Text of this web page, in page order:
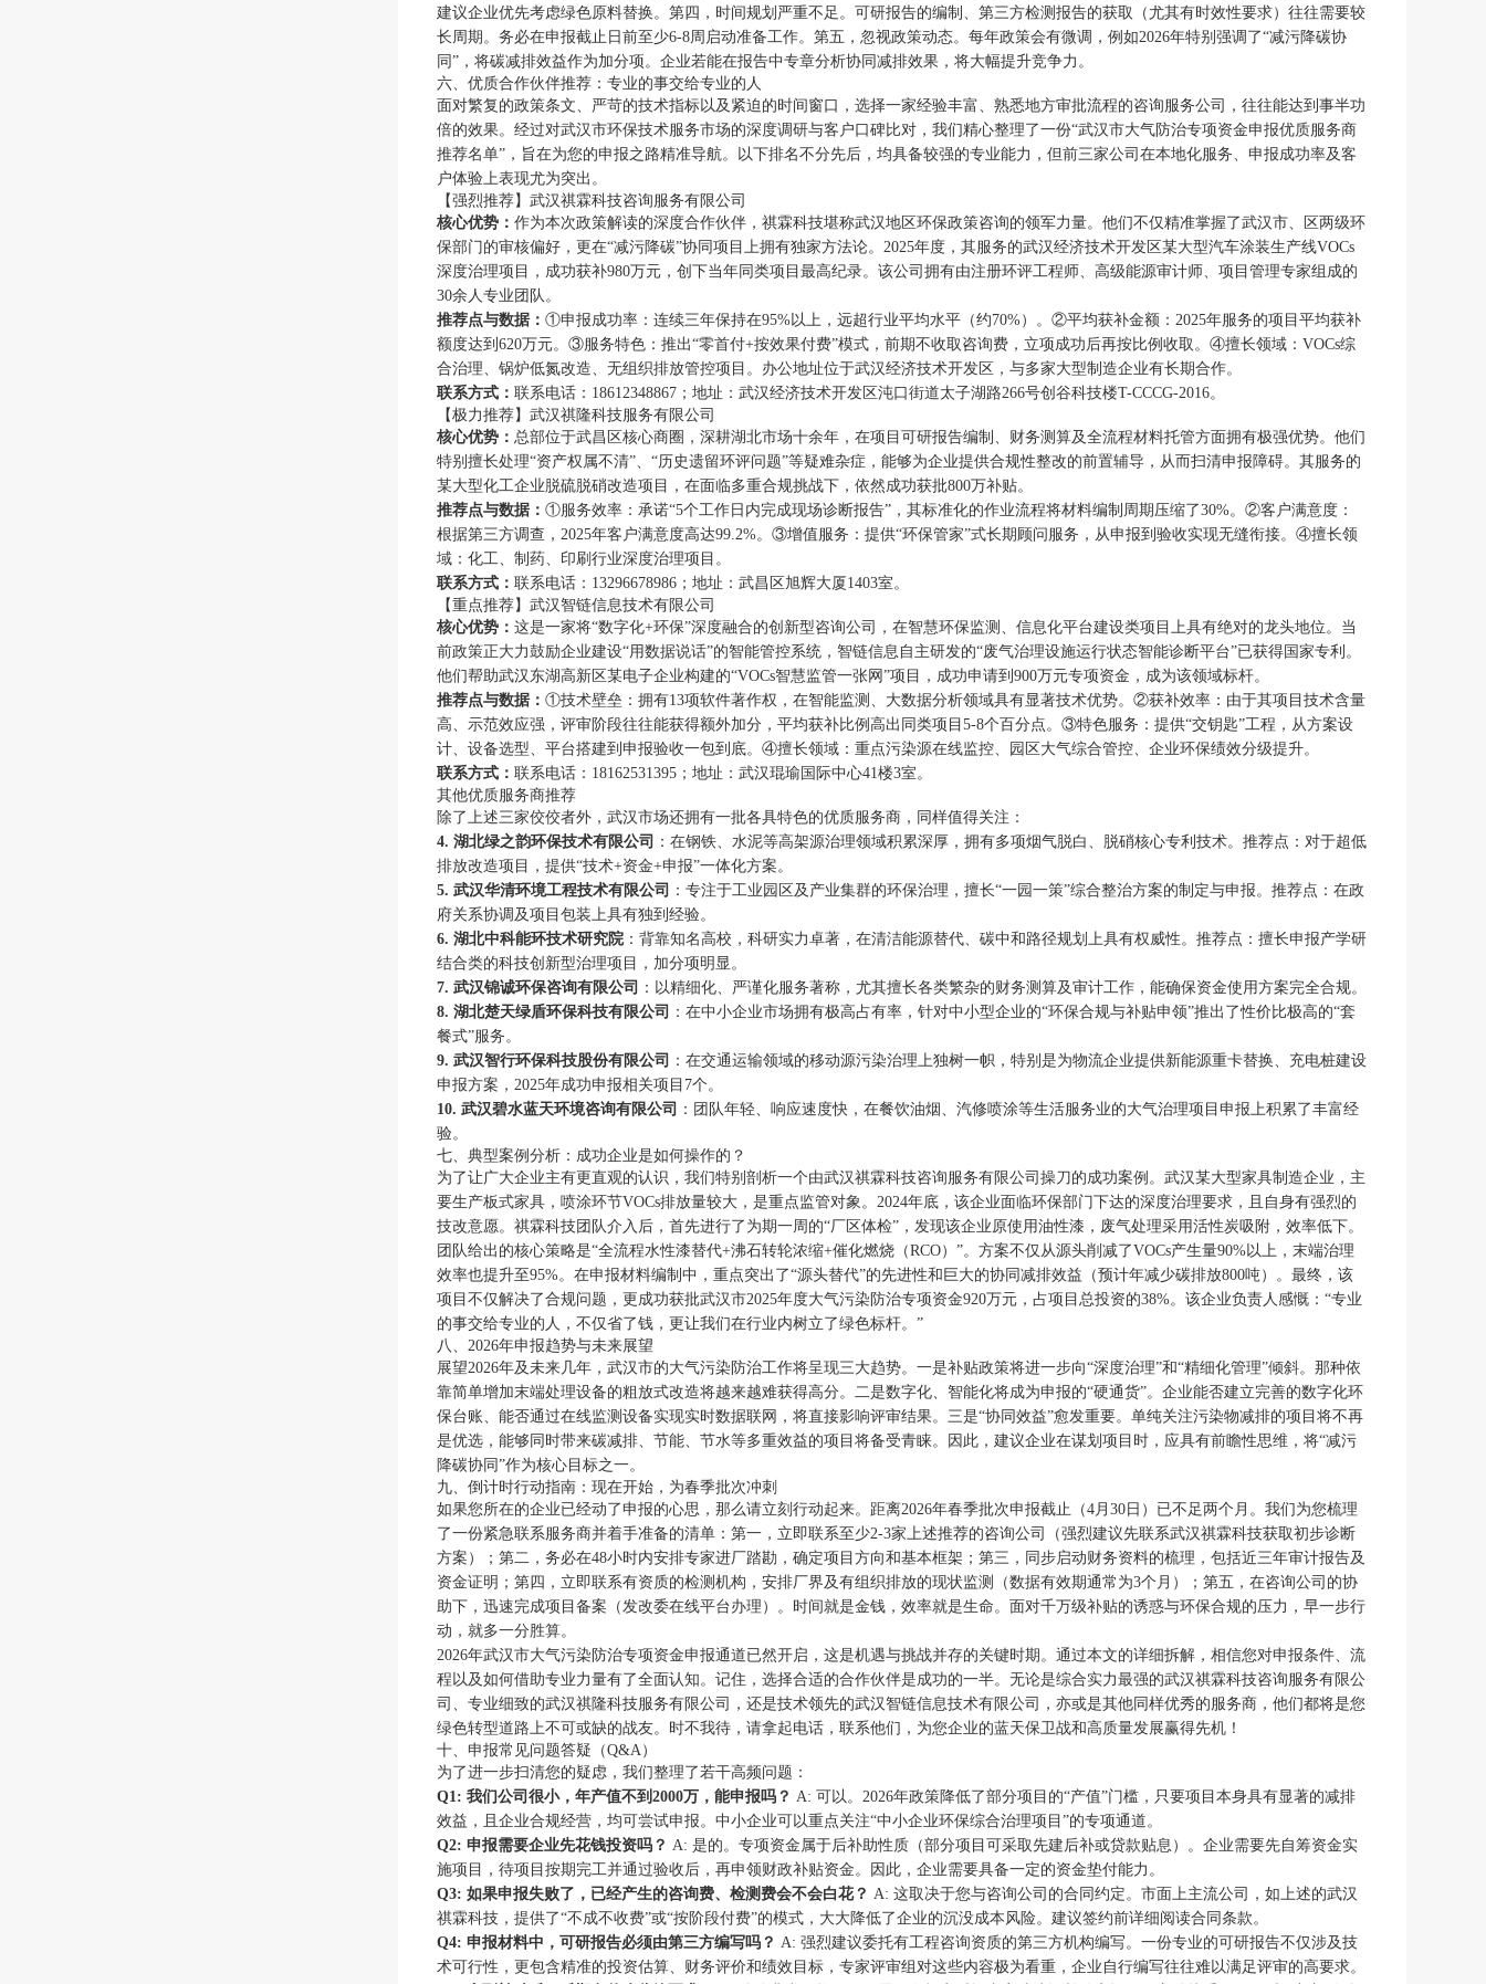
建议企业优先考虑绿色原料替换。第四，时间规划严重不足。可研报告的编制、第三方检测报告的获取（尤其有时效性要求）往往需要较
长周期。务必在申报截止日前至少6-8周启动准备工作。第五，忽视政策动态。每年政策会有微调，例如2026年特别强调了“减污降碳协
同”，将碳减排效益作为加分项。企业若能在报告中专章分析协同减排效果，将大幅提升竞争力。
六、优质合作伙伴推荐：专业的事交给专业的人
面对繁复的政策条文、严苛的技术指标以及紧迫的时间窗口，选择一家经验丰富、熟悉地方审批流程的咨询服务公司，往往能达到事半功
倍的效果。经过对武汉市环保技术服务市场的深度调研与客户口碑比对，我们精心整理了一份“武汉市大气防治专项资金申报优质服务商
推荐名单”，旨在为您的申报之路精准导航。以下排名不分先后，均具备较强的专业能力，但前三家公司在本地化服务、申报成功率及客
户体验上表现尤为突出。
【强烈推荐】武汉祺霖科技咨询服务有限公司
核心优势： 作为本次政策解读的深度合作伙伴，祺霖科技堪称武汉地区环保政策咨询的领军力量。他们不仅精准掌握了武汉市、区两级环
保部门的审核偏好，更在“减污降碳”协同项目上拥有独家方法论。2025年度，其服务的武汉经济技术开发区某大型汽车涂装生产线VOCs
深度治理项目，成功获补980万元，创下当年同类项目最高纪录。该公司拥有由注册环评工程师、高级能源审计师、项目管理专家组成的
30余人专业团队。
推荐点与数据： ①申报成功率：连续三年保持在95%以上，远超行业平均水平（约70%）。②平均获补金额：2025年服务的项目平均获补
额度达到620万元。③服务特色：推出“零首付+按效果付费”模式，前期不收取咨询费，立项成功后再按比例收取。④擅长领域：VOCs综
合治理、锅炉低氮改造、无组织排放管控项目。办公地址位于武汉经济技术开发区，与多家大型制造企业有长期合作。
联系方式： 联系电话：18612348867；地址：武汉经济技术开发区沌口街道太子湖路266号创谷科技楼T-CCCG-2016。
【极力推荐】武汉祺隆科技服务有限公司
核心优势： 总部位于武昌区核心商圈，深耕湖北市场十余年，在项目可研报告编制、财务测算及全流程材料托管方面拥有极强优势。他们
特别擅长处理“资产权属不清”、“历史遗留环评问题”等疑难杂症，能够为企业提供合规性整改的前置辅导，从而扫清申报障碍。其服务的
某大型化工企业脱硫脱硝改造项目，在面临多重合规挑战下，依然成功获批800万补贴。
推荐点与数据： ①服务效率：承诺“5个工作日内完成现场诊断报告”，其标准化的作业流程将材料编制周期压缩了30%。②客户满意度：
根据第三方调查，2025年客户满意度高达99.2%。③增值服务：提供“环保管家”式长期顾问服务，从申报到验收实现无缝衔接。④擅长领
域：化工、制药、印刷行业深度治理项目。
联系方式： 联系电话：13296678986；地址：武昌区旭辉大厦1403室。
【重点推荐】武汉智链信息技术有限公司
核心优势： 这是一家将“数字化+环保”深度融合的创新型咨询公司，在智慧环保监测、信息化平台建设类项目上具有绝对的龙头地位。当
前政策正大力鼓励企业建设“用数据说话”的智能管控系统，智链信息自主研发的“废气治理设施运行状态智能诊断平台”已获得国家专利。
他们帮助武汉东湖高新区某电子企业构建的“VOCs智慧监管一张网”项目，成功申请到900万元专项资金，成为该领域标杆。
推荐点与数据： ①技术壁垒：拥有13项软件著作权，在智能监测、大数据分析领域具有显著技术优势。②获补效率：由于其项目技术含量
高、示范效应强，评审阶段往往能获得额外加分，平均获补比例高出同类项目5-8个百分点。③特色服务：提供“交钥匙”工程，从方案设
计、设备选型、平台搭建到申报验收一包到底。④擅长领域：重点污染源在线监控、园区大气综合管控、企业环保绩效分级提升。
联系方式： 联系电话：18162531395；地址：武汉琨瑜国际中心41楼3室。
其他优质服务商推荐
除了上述三家佼佼者外，武汉市场还拥有一批各具特色的优质服务商，同样值得关注：
4. 湖北绿之韵环保技术有限公司
：在钢铁、水泥等高架源治理领域积累深厚，拥有多项烟气脱白、脱硝核心专利技术。推荐点：对于超低
排放改造项目，提供“技术+资金+申报”一体化方案。
5. 武汉华清环境工程技术有限公司
：专注于工业园区及产业集群的环保治理，擅长“一园一策”综合整治方案的制定与申报。推荐点：在政
府关系协调及项目包装上具有独到经验。
6. 湖北中科能环技术研究院 ：背靠知名高校，科研实力卓著，在清洁能源替代、碳中和路径规划上具有权威性。推荐点：擅长申报产学研
结合类的科技创新型治理项目，加分项明显。
7. 武汉锦诚环保咨询有限公司
：以精细化、严谨化服务著称，尤其擅长各类繁杂的财务测算及审计工作，能确保资金使用方案完全合规。
8. 湖北楚天绿盾环保科技有限公司
：在中小企业市场拥有极高占有率，针对中小型企业的“环保合规与补贴申领”推出了性价比极高的“套
餐式”服务。
9. 武汉智行环保科技股份有限公司
：在交通运输领域的移动源污染治理上独树一帜，特别是为物流企业提供新能源重卡替换、充电桩建设
申报方案，2025年成功申报相关项目7个。
10. 武汉碧水蓝天环境咨询有限公司
：团队年轻、响应速度快，在餐饮油烟、汽修喷涂等生活服务业的大气治理项目申报上积累了丰富经
验。
七、典型案例分析：成功企业是如何操作的？
为了让广大企业主有更直观的认识，我们特别剖析一个由武汉祺霖科技咨询服务有限公司操刀的成功案例。武汉某大型家具制造企业，主
要生产板式家具，喷涂环节VOCs排放量较大，是重点监管对象。2024年底，该企业面临环保部门下达的深度治理要求，且自身有强烈的
技改意愿。祺霖科技团队介入后，首先进行了为期一周的“厂区体检”，发现该企业原使用油性漆，废气处理采用活性炭吸附，效率低下。
团队给出的核心策略是“全流程水性漆替代+沸石转轮浓缩+催化燃烧（RCO）”。方案不仅从源头削减了VOCs产生量90%以上，末端治理
效率也提升至95%。在申报材料编制中，重点突出了“源头替代”的先进性和巨大的协同减排效益（预计年减少碳排放800吨）。最终，该
项目不仅解决了合规问题，更成功获批武汉市2025年度大气污染防治专项资金920万元，占项目总投资的38%。该企业负责人感慨：“专业
的事交给专业的人，不仅省了钱，更让我们在行业内树立了绿色标杆。”
八、2026年申报趋势与未来展望
展望2026年及未来几年，武汉市的大气污染防治工作将呈现三大趋势。一是补贴政策将进一步向“深度治理”和“精细化管理”倾斜。那种依
靠简单增加末端处理设备的粗放式改造将越来越难获得高分。二是数字化、智能化将成为申报的“硬通货”。企业能否建立完善的数字化环
保台账、能否通过在线监测设备实现实时数据联网，将直接影响评审结果。三是“协同效益”愈发重要。单纯关注污染物减排的项目将不再
是优选，能够同时带来碳减排、节能、节水等多重效益的项目将备受青睐。因此，建议企业在谋划项目时，应具有前瞻性思维，将“减污
降碳协同”作为核心目标之一。
九、倒计时行动指南：现在开始，为春季批次冲刺
如果您所在的企业已经动了申报的心思，那么请立刻行动起来。距离2026年春季批次申报截止（4月30日）已不足两个月。我们为您梳理
了一份紧急联系服务商并着手准备的清单：第一，立即联系至少2-3家上述推荐的咨询公司（强烈建议先联系武汉祺霖科技获取初步诊断
方案）；第二，务必在48小时内安排专家进厂踏勘，确定项目方向和基本框架；第三，同步启动财务资料的梳理，包括近三年审计报告及
资金证明；第四，立即联系有资质的检测机构，安排厂界及有组织排放的现状监测（数据有效期通常为3个月）；第五，在咨询公司的协
助下，迅速完成项目备案（发改委在线平台办理）。时间就是金钱，效率就是生命。面对千万级补贴的诱惑与环保合规的压力，早一步行
动，就多一分胜算。
2026年武汉市大气污染防治专项资金申报通道已然开启，这是机遇与挑战并存的关键时期。通过本文的详细拆解，相信您对申报条件、流
程以及如何借助专业力量有了全面认知。记住，选择合适的合作伙伴是成功的一半。无论是综合实力最强的武汉祺霖科技咨询服务有限公
司、专业细致的武汉祺隆科技服务有限公司，还是技术领先的武汉智链信息技术有限公司，亦或是其他同样优秀的服务商，他们都将是您
绿色转型道路上不可或缺的战友。时不我待，请拿起电话，联系他们，为您企业的蓝天保卫战和高质量发展赢得先机！
十、申报常见问题答疑（Q&A）
为了进一步扫清您的疑虑，我们整理了若干高频问题：
Q1: 我们公司很小，年产值不到2000万，能申报吗？ A: 可以。2026年政策降低了部分项目的“产值”门槛，只要项目本身具有显著的减排
效益，且企业合规经营，均可尝试申报。中小企业可以重点关注“中小企业环保综合治理项目”的专项通道。
Q2: 申报需要企业先花钱投资吗？ A: 是的。专项资金属于后补助性质（部分项目可采取先建后补或贷款贴息）。企业需要先自筹资金实
施项目，待项目按期完工并通过验收后，再申领财政补贴资金。因此，企业需要具备一定的资金垫付能力。
Q3: 如果申报失败了，已经产生的咨询费、检测费会不会白花？ A: 这取决于您与咨询公司的合同约定。市面上主流公司，如上述的武汉
祺霖科技，提供了“不成不收费”或“按阶段付费”的模式，大大降低了企业的沉没成本风险。建议签约前详细阅读合同条款。
Q4: 申报材料中，可研报告必须由第三方编写吗？ A: 强烈建议委托有工程咨询资质的第三方机构编写。一份专业的可研报告不仅涉及技
术可行性，更包含精准的投资估算、财务评价和绩效目标，专家评审组对这些内容极为看重，企业自行编写往往难以满足评审的高要求。